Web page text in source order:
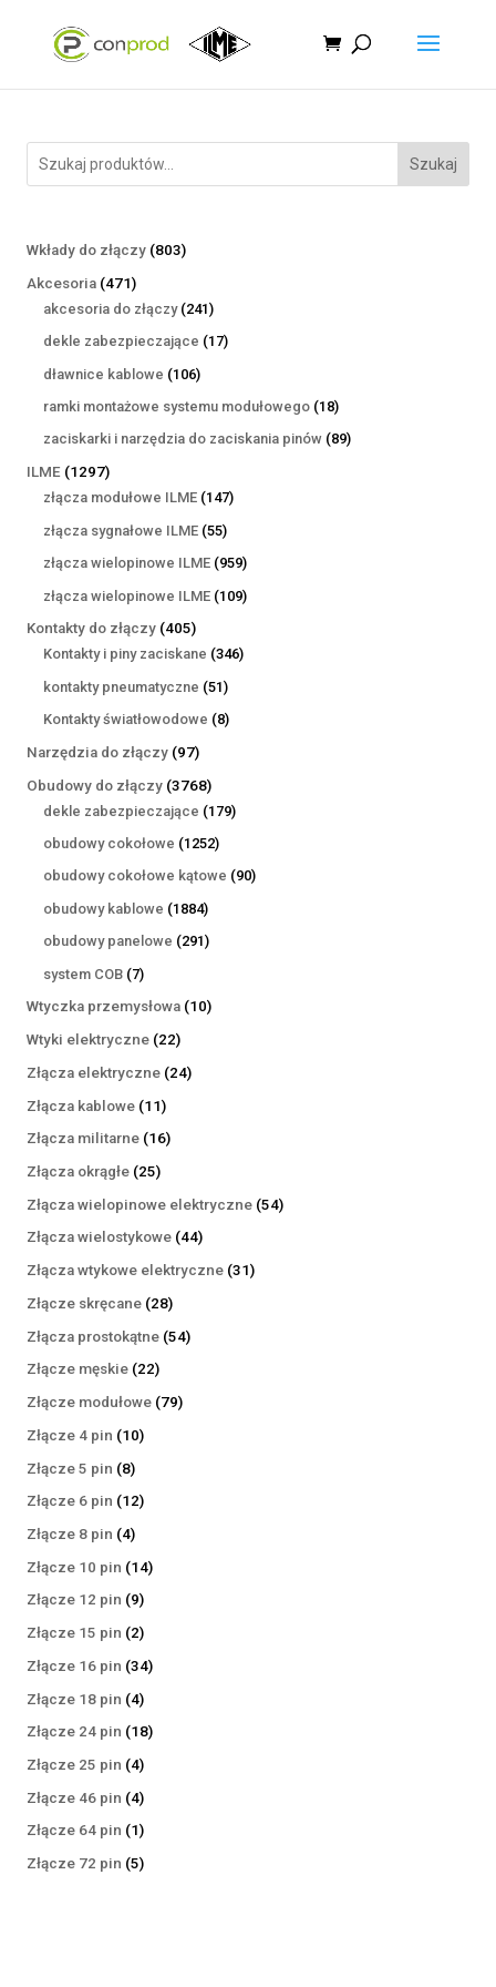
Szukaj
Wkłady do złączy 803803
Akcesoria 471471
produktów
akcesoria do złączy 241241
produktów
dekle zabezpieczające 1717
dławnice kablowe 106106
produktów
ramki montażowe systemu modułowego 1818
produktów
zaciskarki i narzędzia do zaciskania pinów 8989
ILME 12971297
produktów
złącza modułowe ILME 147147
złącza sygnałowe ILME 5555
produktów
złącza wielopinowe ILME 959959
produktów
złącza wielopinowe ILME 109109
Kontakty do złączy 405405
produktów
Kontakty i piny zaciskane 346346
kontakty pneumatyczne 5151
produktów
Kontakty światłowodowe 88
Narzędzia do złączy 9797
produktów
Obudowy do złączy 37683768
produktów
dekle zabezpieczające 179179
obudowy cokołowe 12521252
produkty
obudowy cokołowe kątowe 9090
obudowy kablowe 18841884
produkty
obudowy panelowe 291291
system COB 77
produktów
Wtyczka przemysłowa 1010
Wtyki elektryczne 2222
produkty
Złącza elektryczne 2424
Złącza kablowe 1111
produktów
Złącza militarne 1616
Złącza okrągłe 2525
produktów
Złącza wielopinowe elektryczne 5454
Złącza wielostykowe 4444
produkty
Złącza wtykowe elektryczne 3131
Złącze skręcane 2828
produktów
Złącza prostokątne 5454
Złącze męskie 2222
produkty
Złącze modułowe 7979
Złącze 4 pin 1010
Złącze 5 pin 88
produktów
Złącze 6 pin 1212
Złącze 8 pin 44
produkty
Złącze 10 pin 1414
Złącze 12 pin 99
produktów
Złącze 15 pin 22
produkty
Złącze 16 pin 3434
Złącze 18 pin 44
produkty
Złącze 24 pin 1818
Złącze 25 pin 44
produkty
Złącze 46 pin 44
produkty
Złącze 64 pin 11
produkt
Złącze 72 pin 55